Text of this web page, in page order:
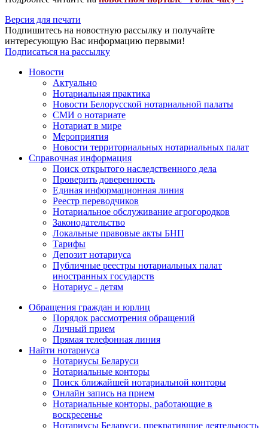
Версия для печати
Подпишитесь на новостную рассылку и получайте
интересующую Вас информацию первыми!
Подписаться на рассылку
Новости
Актуально
Нотариальная практика
Новости Белорусской нотариальной палаты
СМИ о нотариате
Нотариат в мире
Мероприятия
Новости территориальных нотариальных палат
Справочная информация
Поиск открытого наследственного дела
Проверить доверенность
Единая информационная линия
Реестр переводчиков
Нотариальное обслуживание агрогородков
Законодательство
Локальные правовые акты БНП
Тарифы
Депозит нотариуса
Публичные реестры нотариальных палат
иностранных государств
Нотариус - детям
Обращения граждан и юрлиц
Порядок рассмотрения обращений
Личный прием
Прямая телефонная линия
Найти нотариуса
Нотариусы Беларуси
Нотариальные конторы
Поиск ближайшей нотариальной конторы
Онлайн запись на прием
Нотариальные конторы, работающие в
воскресенье
Нотариусы Беларуси, прекратившие деятельность